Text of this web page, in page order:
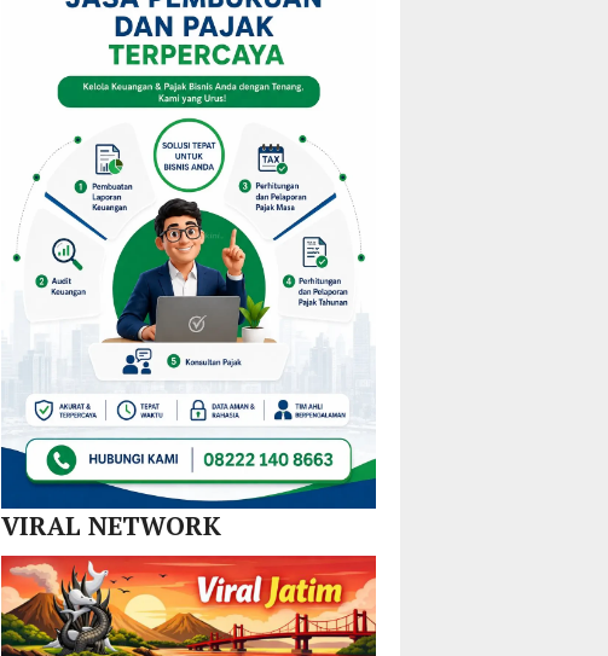
Kejurprov
Malut
Dalam
Akejira
Mulai
Redistribusi
Guru
di 10
Kecamatan
KPPD
Inovasi
Hilirisasi
Nikel
SPBE
VIRAL NETWORK